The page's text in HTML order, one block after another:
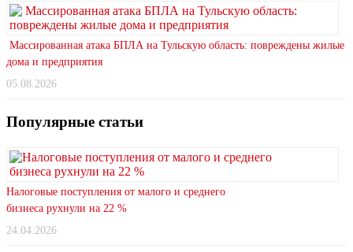
Массированная атака БПЛА на Тульскую область: повреждены жилые
дома и предприятия
05.08.2026
Популярные статьи
Налоговые поступления от малого и среднего
бизнеса рухнули на 22 %
24.04.2026